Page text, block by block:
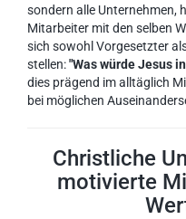
sondern alle Unternehmen,
Mitarbeiter mit den selben
sich sowohl Vorgesetzter
stellen:"Was würde Jesus
dies prägend im alltäglich
bei möglichen
Christliche
motivierte